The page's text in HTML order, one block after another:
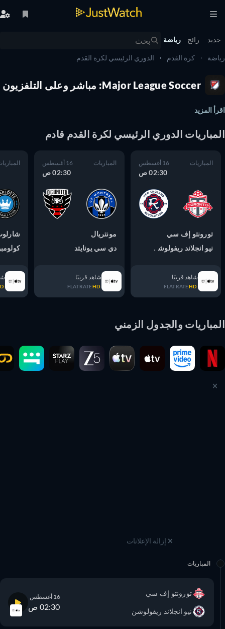
رائج رياضة
كرة القدم الدوري الرئيسي لكرة القدم
Major League Soccer: مباشر وعلى التلفزيون
المزيد
الدوري الرئيسي لكرة القدم قادم
المباريات
02:30 ص
تورونتو إف سي
نيو انجلاند ريفولوشن
شاهد قريبًا
FLATRATEHD
المباريات
02:30 ص
مونتريال
دي سي يونايتد
شاهد قريبًا
FLATRATEHD
المباريات
شارلوت
HD
والجدول الزمني
إزالة الإعلانات
المباريات
تورونتو إف سي
نيو انجلاند ريفولوشن 02:30 ص